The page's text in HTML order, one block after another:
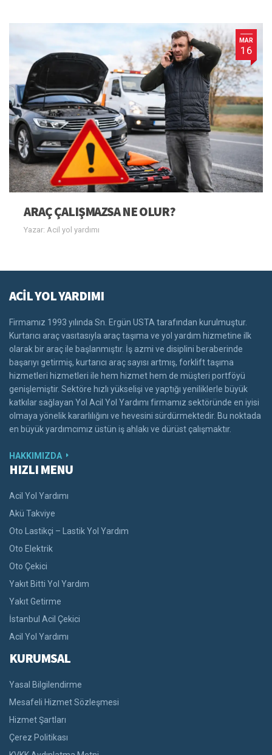
MAR
16
ARAÇ ÇALIŞMAZSA NE OLUR?
Yazar: Acil yol yardımı
ACİL YOL YARDIMI
Firmamız 1993 yılında Sn. Ergün USTA tarafından kurulmuştur.
Kurtarıcı araç vasıtasıyla araç taşıma ve yol yardım hizmetine ilk
olarak bir araç ile başlanmıştır. İş azmi ve disiplini beraberinde
başarıyı getirmiş, kurtarıcı araç sayısı artmış, forklift taşıma
hizmetleri hizmetleri ile hem hizmet hem de müşteri portföyü
genişlemiştir. Sektöre hızlı yükselişi ve yaptığı yeniliklerle büyük
katkılar sağlayan Yol Acil Yol Yardımı firmamız sektöründe en iyisi
olmaya yönelik kararlılığını ve hevesini sürdürmektedir. Bu noktada
en büyük yardımcımız üstün iş ahlakı ve dürüst çalışmaktır.
HAKKIMIZDA
HIZLI MENU
Acil Yol Yardımı
Akü Takviye
Oto Lastikçi – Lastik Yol Yardım
Oto Elektrik
Oto Çekici
Yakıt Bitti Yol Yardım
Yakıt Getirme
İstanbul Acil Çekici
Acil Yol Yardımı
KURUMSAL
Yasal Bilgilendirme
Mesafeli Hizmet Sözleşmesi
Hizmet Şartları
Çerez Politikası